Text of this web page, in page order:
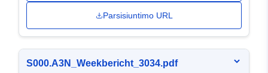
Parsisiuntimo URL
S000.A3N_Weekbericht_3034.pdf